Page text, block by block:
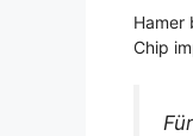
Hamer
Chip